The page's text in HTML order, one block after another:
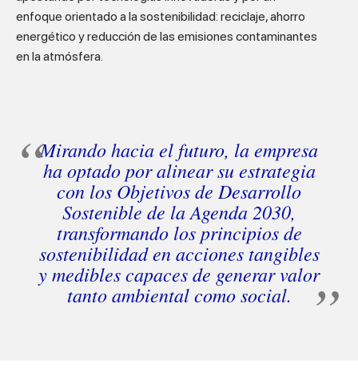
enfoque orientado a la sostenibilidad: reciclaje, ahorro
energético y reducción de las emisiones contaminantes
en la atmósfera.
Mirando hacia el futuro, la empresa
ha optado por alinear su estrategia
con los Objetivos de Desarrollo
Sostenible de la Agenda 2030,
transformando los principios de
sostenibilidad en acciones tangibles
y medibles capaces de generar valor
tanto ambiental como social.